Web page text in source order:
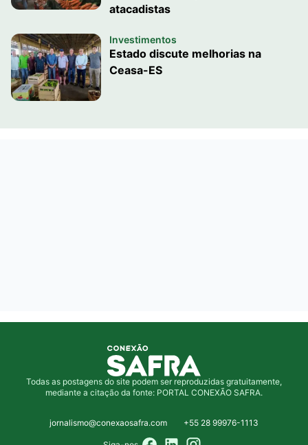
atacadistas
Investimentos
Estado discute melhorias na
Ceasa-ES
Todas as postagens do site podem ser reproduzidas gratuitamente,
mediante a citação da fonte: PORTAL CONEXÃO SAFRA.
jornalismo@conexaosafra.com +55 28 99976-1113